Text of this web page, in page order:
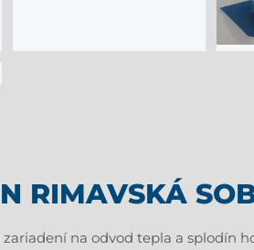
RIMAVSKÁ
na odvod tepla a splodín